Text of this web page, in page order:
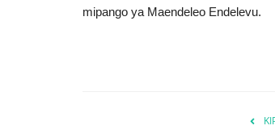
mipango ya Maendeleo Endelevu.